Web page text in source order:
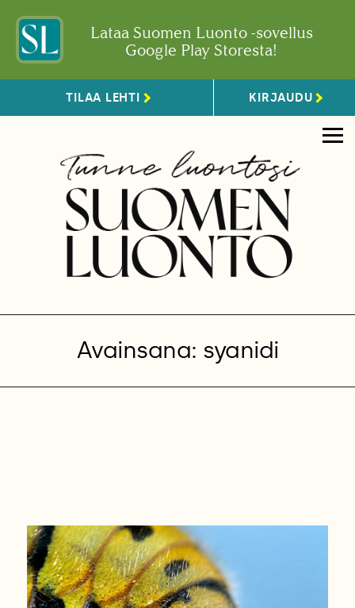
Lataa Suomen Luonto -sovellus
Google Play Storesta!
TILAA LEHTI KIRJAUDU
Avainsana: syanidi